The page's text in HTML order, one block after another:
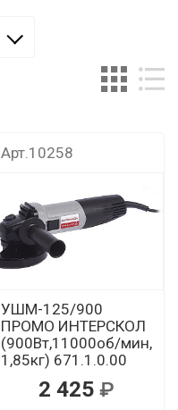
Арт.10258
УШМ-125/900
ПРОМО ИНТЕРСКОЛ
(900Вт,11000об/мин,
1,85кг) 671.1.0.00
2 425